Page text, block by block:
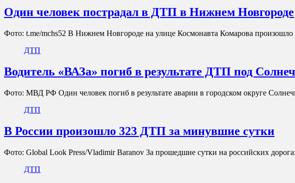
Один человек пострадал в ДТП в Нижнем Новгороде
Фото: t.me/mchs52 В Нижнем Новгороде на улице Космонавта Комарова
ДТП
Водитель «ВАЗа» погиб в результате ДТП под
Фото: МВД РФ Один человек погиб в результате аварии в городском округе
ДТП
В России произошло 323 ДТП за минувшие сутки
Фото: Global Look Press/Vladimir Baranov За прошедшие сутки на российских
ДТП